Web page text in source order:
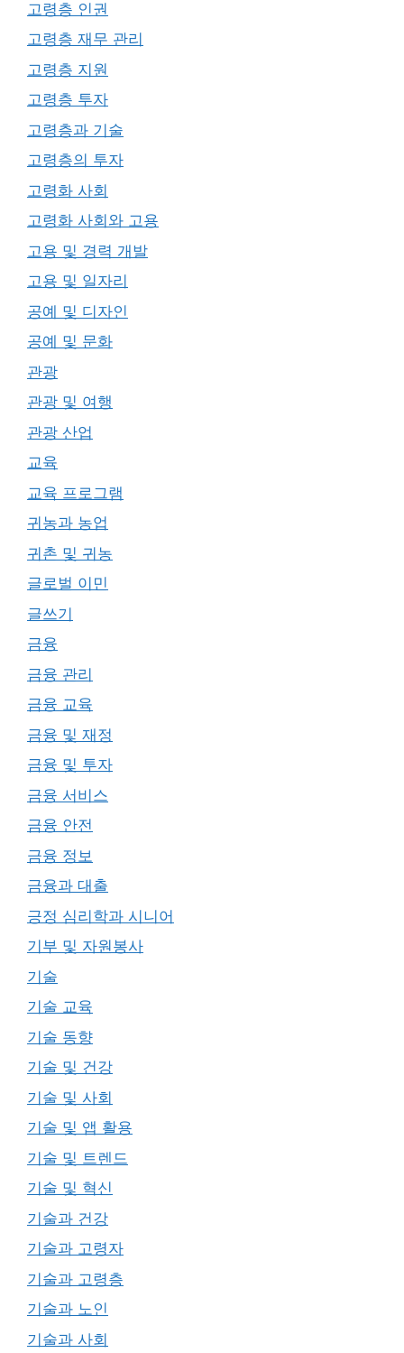
고령층 인권
고령층 재무 관리
고령층 지원
고령층 투자
고령층과 기술
고령층의 투자
고령화 사회
고령화 사회와 고용
고용 및 경력 개발
고용 및 일자리
공예 및 디자인
공예 및 문화
관광
관광 및 여행
관광 산업
교육
교육 프로그램
귀농과 농업
귀촌 및 귀농
글로벌 이민
글쓰기
금융
금융 관리
금융 교육
금융 및 재정
금융 및 투자
금융 서비스
금융 안전
금융 정보
금융과 대출
긍정 심리학과 시니어
기부 및 자원봉사
기술
기술 교육
기술 동향
기술 및 건강
기술 및 사회
기술 및 앱 활용
기술 및 트렌드
기술 및 혁신
기술과 건강
기술과 고령자
기술과 고령층
기술과 노인
기술과 사회